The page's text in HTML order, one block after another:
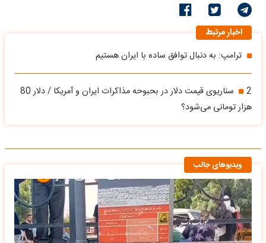
اخبار مرتبط
ترامپ: به دنبال توافق ساده با ایران هستیم
2 سناریوی قیمت دلار در بحبوحه مذاکرات ایران و آمریکا / دلار 80
هزار تومانی می‌شود؟
ویدیوهای جالب